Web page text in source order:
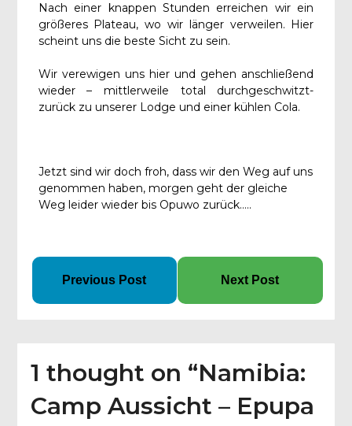
Nach einer knappen Stunden erreichen wir ein
größeres Plateau, wo wir länger verweilen. Hier
scheint uns die beste Sicht zu sein.
Wir verewigen uns hier und gehen anschließend
wieder – mittlerweile total durchgeschwitzt-
zurück zu unserer Lodge und einer kühlen Cola.
Jetzt sind wir doch froh, dass wir den Weg auf uns
genommen haben, morgen geht der gleiche
Weg leider wieder bis Opuwo zurück…..
Previous Post Next Post
1 thought on “Namibia:
Camp Aussicht – Epupa